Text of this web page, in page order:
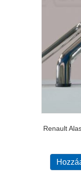
Renault